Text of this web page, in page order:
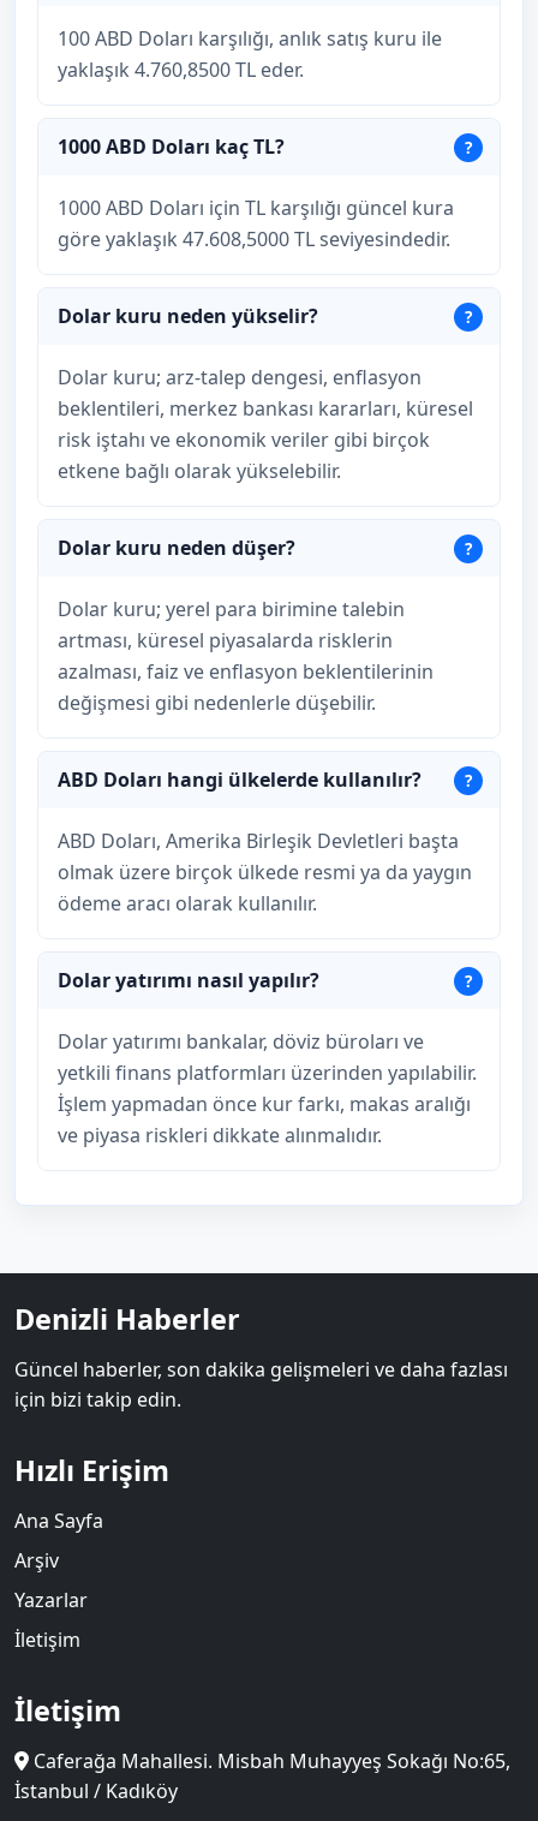
100 ABD Doları karşılığı, anlık satış kuru ile
yaklaşık 4.760,8500 TL eder.
1000 ABD Doları kaç TL?
1000 ABD Doları için TL karşılığı güncel kura
göre yaklaşık 47.608,5000 TL seviyesindedir.
Dolar kuru neden yükselir?
Dolar kuru; arz-talep dengesi, enflasyon
beklentileri, merkez bankası kararları, küresel
risk iştahı ve ekonomik veriler gibi birçok
etkene bağlı olarak yükselebilir.
Dolar kuru neden düşer?
Dolar kuru; yerel para birimine talebin
artması, küresel piyasalarda risklerin
azalması, faiz ve enflasyon beklentilerinin
değişmesi gibi nedenlerle düşebilir.
ABD Doları hangi ülkelerde kullanılır?
ABD Doları, Amerika Birleşik Devletleri başta
olmak üzere birçok ülkede resmi ya da yaygın
ödeme aracı olarak kullanılır.
Dolar yatırımı nasıl yapılır?
Dolar yatırımı bankalar, döviz büroları ve
yetkili finans platformları üzerinden yapılabilir.
İşlem yapmadan önce kur farkı, makas aralığı
ve piyasa riskleri dikkate alınmalıdır.
Denizli Haberler
Güncel haberler, son dakika gelişmeleri ve daha fazlası
için bizi takip edin.
Hızlı Erişim
Ana Sayfa
Arşiv
Yazarlar
İletişim
İletişim
Caferağa Mahallesi. Misbah Muhayyeş Sokağı No:65,
İstanbul / Kadıköy